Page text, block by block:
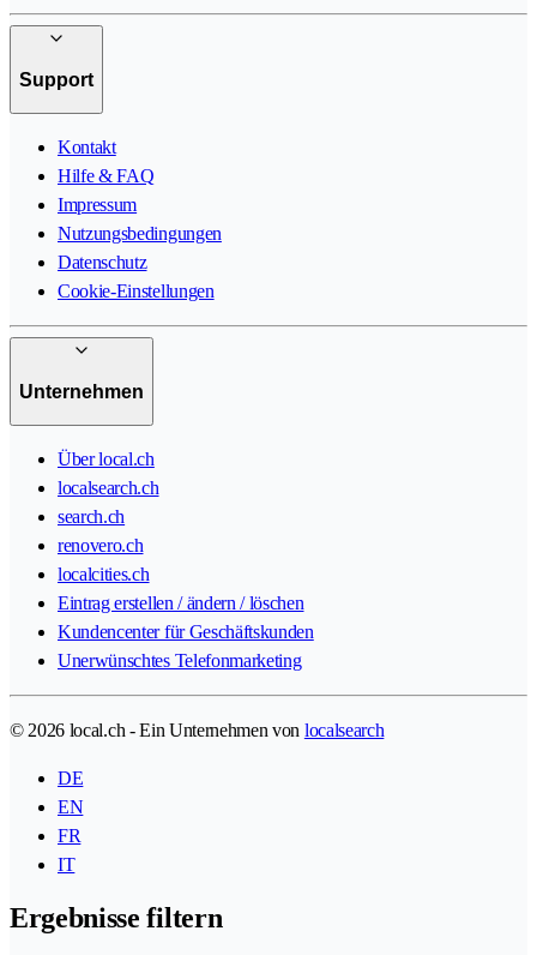
Support
Kontakt
Hilfe & FAQ
Impressum
Nutzungsbedingungen
Datenschutz
Cookie-Einstellungen
Unternehmen
Über local.ch
localsearch.ch
search.ch
renovero.ch
localcities.ch
Eintrag erstellen / ändern / löschen
Kundencenter für Geschäftskunden
Unerwünschtes Telefonmarketing
© 2026 local.ch - Ein Unternehmen von localsearch
DE
EN
FR
IT
Ergebnisse filtern